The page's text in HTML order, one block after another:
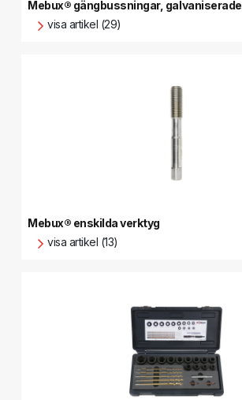
Mebux® gängbussningar, galvaniserade
visa artikel (29)
Mebux® enskilda verktyg
visa artikel (13)